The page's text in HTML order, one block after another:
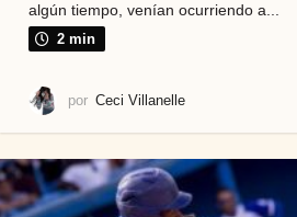
C
b
a
l
i
algún tiempo, venían ocurriendo a...
2 min
por Ceci Villanelle